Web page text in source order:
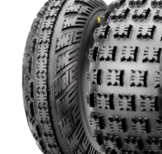
Tests
Contact